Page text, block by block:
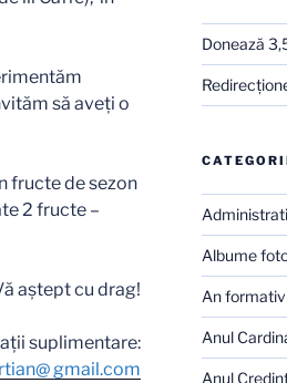
să aveți o
fructe de sezon
2 fructe –
aștept cu drag!
suplimentare:
gmail.com
Donează
Albume
An
Anul
Anul